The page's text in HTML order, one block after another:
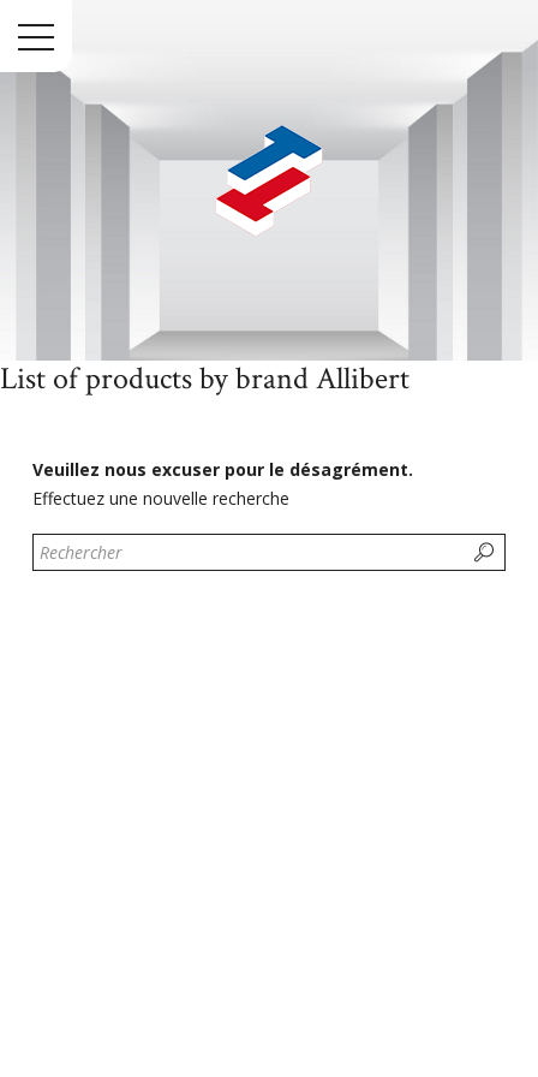
Accueil Marques Allibert
List of products by brand Allibert
Veuillez nous excuser pour le désagrément.
Effectuez une nouvelle recherche